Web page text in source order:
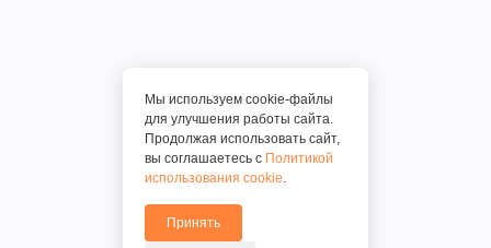
Мы используем cookie-файлы
для улучшения работы сайта.
Продолжая использовать сайт,
вы соглашаетесь с Политикой
использования cookie.
Принять